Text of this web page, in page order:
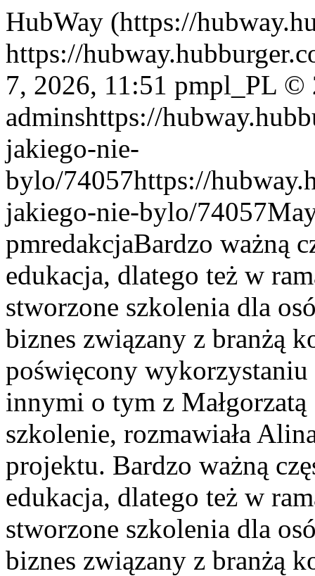
HubWay (https://
https://
7, 2026, 11:51 pmpl_PL ©
adminshttps://
jakiego-nie-
bylo/74057https://
jakiego-nie-bylo/74057
pmredakcjaBardzo ważną
edukacja, dlatego też w
stworzone szkolenia dla
biznes związany z branżą
poświęcony
innymi o tym z
szkolenie, rozmawiała
projektu. Bardzo ważną
edukacja, dlatego też w
stworzone szkolenia dla
biznes związany z branżą